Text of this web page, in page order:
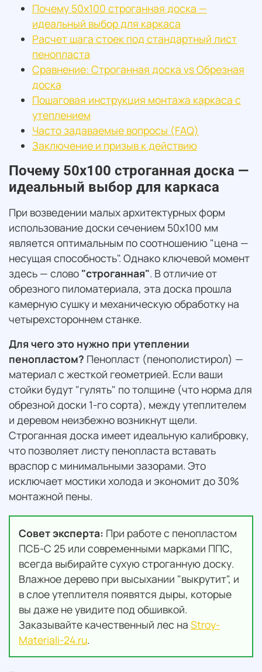
Почему 50х100 строганная доска —
идеальный выбор для каркаса
Расчет шага стоек под стандартный лист
пенопласта
Сравнение: Строганная доска vs Обрезная
доска
Пошаговая инструкция монтажа каркаса с
утеплением
Часто задаваемые вопросы (FAQ)
Заключение и призыв к действию
Почему 50х100 строганная доска —
идеальный выбор для каркаса
При возведении малых архитектурных форм
использование доски сечением 50х100 мм
является оптимальным по соотношению "цена —
несущая способность". Однако ключевой момент
здесь — слово "строганная". В отличие от
обрезного пиломатериала, эта доска прошла
камерную сушку и механическую обработку на
четырехстороннем станке.
Для чего это нужно при утеплении
пенопластом? Пенопласт (пенополистирол) —
материал с жесткой геометрией. Если ваши
стойки будут "гулять" по толщине (что норма для
обрезной доски 1-го сорта), между утеплителем
и деревом неизбежно возникнут щели.
Строганная доска имеет идеальную калибровку,
что позволяет листу пенопласта вставать
враспор с минимальными зазорами. Это
исключает мостики холода и экономит до 30%
монтажной пены.
Совет эксперта: При работе с пенопластом
ПСБ-С 25 или современными марками ППС,
всегда выбирайте сухую строганную доску.
Влажное дерево при высыхании "выкрутит", и
в слое утеплителя появятся дыры, которые
вы даже не увидите под обшивкой.
Заказывайте качественный лес на Stroy-
Materiali-24.ru.